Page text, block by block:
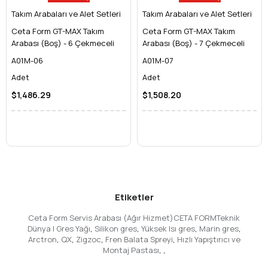
ve düzenleme için güvenli ve pratik bir çözümdür.
Sağladığı başlıca avantajlar:
Rakipsiz Dayanıklılık:
Ağır sanayi koşullarına uygun,
boya kaplama sayesinde uzun ömürlü kullanım.
Farklı boyutlardaki
çekmeceler, kilitlenebilir bölmeler ve geniş raflar
tek seferde taşıyarak çalışma sürelerini kısaltır ve
Üstün Mobilite ve Manevra Kabiliyeti:
sessiz ve darbe emici kauçuk tekerlekleri (2 adet
dönerli, 2 adet frenli) sayesinde kolayca hareket ettirilir
ve güvenli bir şekilde sabitlenir.
Profesyonel Görünüm:Çalışma ortamınıza estetik,
Takım Arabaları ve Alet Setleri
Ceta Form GT-MAX Takım
Arabası (Boş) - 6 Çekmeceli
A01M-06
Adet
$1,486.29
Takım Arabaları ve Alet Setleri
Ceta Form GT-MAX Takım
Arabası (Boş) - 7 Çekmeceli
A01M-07
Adet
$1,508.20
Etiketler
Ceta Form Servis Arabası (Ağır Hizmet)CETA FORMTeknik
Dünya | Gres Yağı, Silikon gres, Yüksek Isı gres, Marin gres,
Arctron, QX, Zigzoc, Fren Balata Spreyi, Hızlı Yapıştırıcı ve
Montaj Pastası, ,